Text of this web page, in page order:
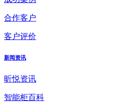
合作客户
客户评价
新闻资讯
昕悦资讯
智能柜百科